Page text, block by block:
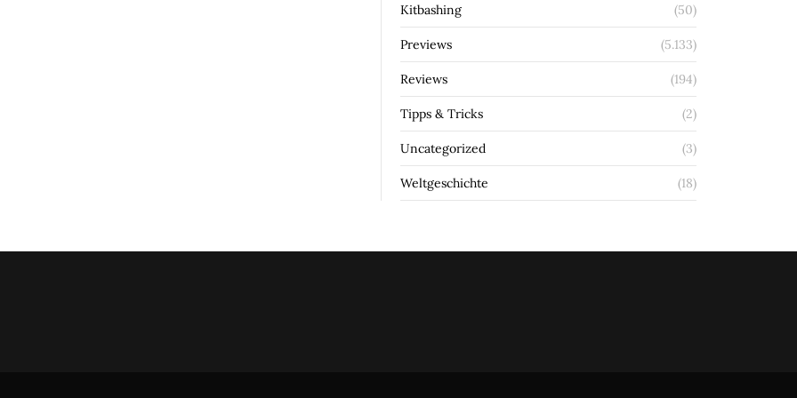
Kitbashing (50)
Previews (5.133)
Reviews (194)
Tipps & Tricks (2)
Uncategorized (3)
Weltgeschichte (18)